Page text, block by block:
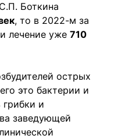
Боткина
, то в 2022-м за
лечение уже 710
острых
это бактерии и
и
заведующей